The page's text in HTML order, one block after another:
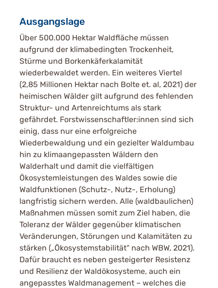
Ausgangslage
Über 500.000 Hektar Waldfläche müssen
aufgrund der klimabedingten Trockenheit,
Stürme und Borkenkäferkalamität
wiederbewaldet werden. Ein weiteres Viertel
(2,85 Millionen Hektar nach Bolte et. al, 2021) der
heimischen Wälder gilt aufgrund des fehlenden
Struktur- und Artenreichtums als stark
gefährdet. Forstwissenschaftler:innen sind sich
einig, dass nur eine erfolgreiche
Wiederbewaldung und ein gezielter Waldumbau
hin zu klimaangepassten Wäldern den
Walderhalt und damit die vielfältigen
Ökosystemleistungen des Waldes sowie die
Waldfunktionen (Schutz-, Nutz-, Erholung)
langfristig sichern werden. Alle (waldbaulichen)
Maßnahmen müssen somit zum Ziel haben, die
Toleranz der Wälder gegenüber klimatischen
Veränderungen, Störungen und Kalamitäten zu
stärken („Ökosystemstabilität“ nach WBW, 2021).
Dafür braucht es neben gesteigerter Resistenz
und Resilienz der Waldökosysteme, auch ein
angepasstes Waldmanagement – welches die